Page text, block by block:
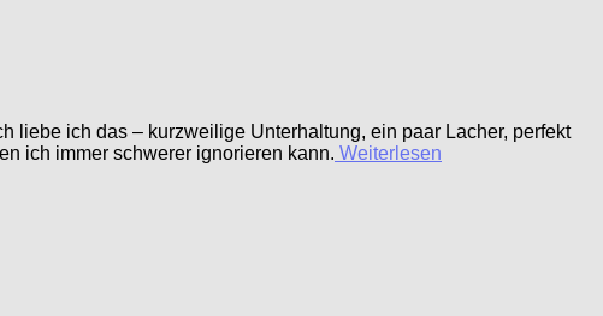
ich das – kurzweilige Unterhaltung, ein paar Lacher, perfekt
ich immer schwerer ignorieren kann. Weiterlesen